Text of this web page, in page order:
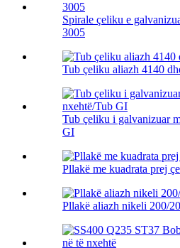
Spirale çeliku e
3005
Tub çeliku aliazh 4140
Tub çeliku i galvanizuar
GI
Pllakë me kuadrata prej
Pllakë aliazh nikeli 200/